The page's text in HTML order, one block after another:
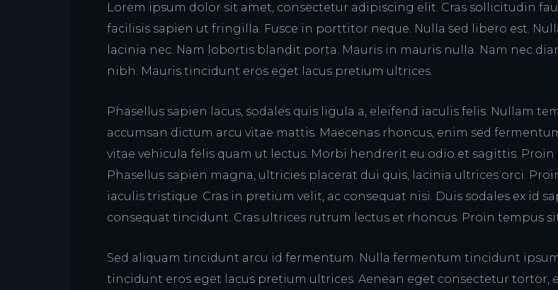
Lorem ipsum dolor sit amet, consectetur adipiscing elit. Cras sollicitudin
facilisis sapien ut fringilla. Fusce in porttitor neque. Nulla sed libero est.
lacinia nec. Nam lobortis blandit porta. Mauris in mauris nulla. Nam nec
nibh. Mauris tincidunt eros eget lacus pretium ultrices.
Phasellus sapien lacus, sodales quis ligula a, eleifend iaculis felis. Nullam
accumsan dictum arcu vitae mattis. Maecenas rhoncus, enim sed
vitae vehicula felis quam ut lectus. Morbi hendrerit eu odio et sagittis. Proin
Phasellus sapien magna, ultricies placerat dui quis, lacinia ultrices orci.
iaculis tristique. Cras in pretium velit, ac consequat nisi. Duis sodales ex id
consequat tincidunt. Cras ultrices rutrum lectus et rhoncus. Proin tempus
Sed aliquam tincidunt arcu id fermentum. Nulla fermentum tincidunt
tincidunt eros eget lacus pretium ultrices. Aenean eget consectetur